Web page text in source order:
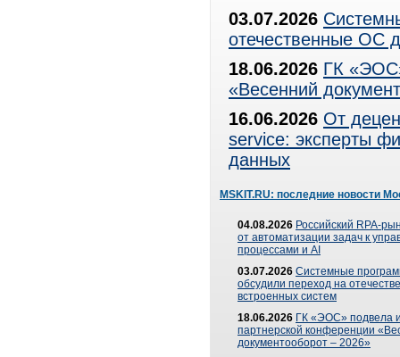
03.07.2026
отечественные ОС
18.06.2026 ГК
«Весенний
16.06.2026 От
service: эксперты
данных
MSKIT.RU: последние новости
04.08.2026 Российский RPA-
от автоматизации задач к
процессами и AI
03.07.2026 Системные
обсудили переход на
встроенных систем
18.06.2026 ГК «ЭОС» подвела
партнерской конференции
документооборот – 2026»